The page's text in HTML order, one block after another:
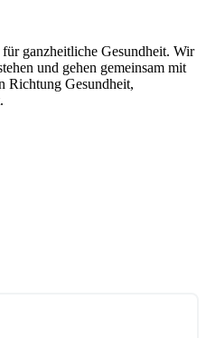
ganzheitliche Gesundheit. Wir
und gehen gemeinsam mit
Richtung Gesundheit,